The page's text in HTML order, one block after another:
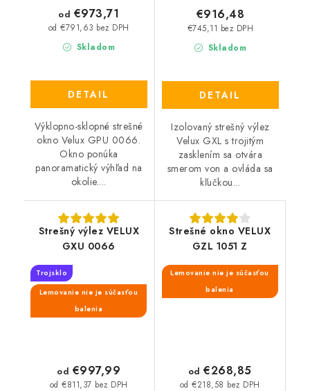
Skladom
od €791,63 bez DPH
od €973,71
DETAIL
Výklopno-sklopné strešné
okno Velux GPU 0066.
Okno ponúka
panoramatický výhľad na
okolie....
Skladom
€745,11 bez DPH
€916,48
DETAIL
Izolovaný strešný výlez
Velux GXL s trojitým
zasklením sa otvára
smerom von a ovláda sa
kľučkou...
Strešný výlez VELUX
GXU 0066
Trojsklo
Lemovanie nie je súčasťou
balenia
od €811,37 bez DPH
od €997,99
Strešné okno VELUX
GZL 1051 Z
Lemovanie nie je súčasťou
balenia
od €218,58 bez DPH
od €268,85